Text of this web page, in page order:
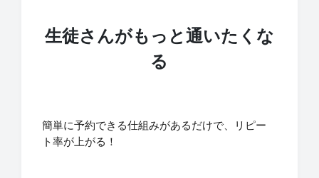
生徒さんがもっと通いたくな
る
簡単に予約できる仕組みがあるだけで、リピー
ト率が上がる！